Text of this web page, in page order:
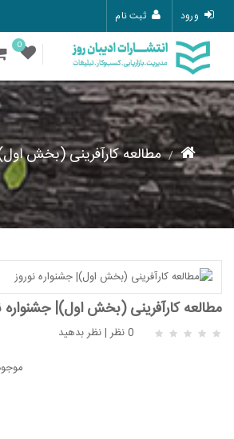
ورود ثبت نام
0
مطالعه کارآفرینی (بخش اول)|
مطالعه کارآفرینی (بخش اول)| جشنواره
|نظر بدهید